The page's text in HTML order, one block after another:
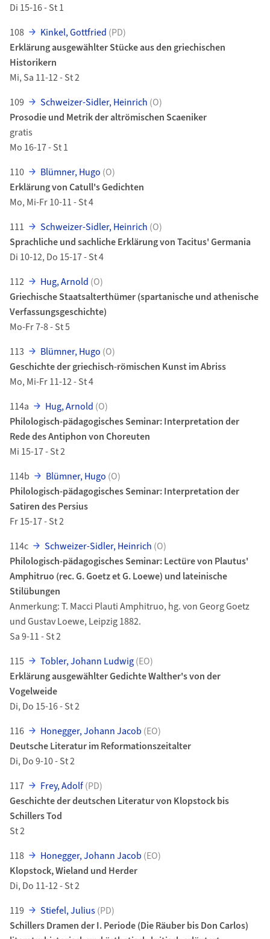
Di 15-16 - St 1
108
Kinkel, Gottfried (PD)
Erklärung ausgewählter Stücke aus den griechischen
Historikern
Mi, Sa 11-12 - St 2
109
Schweizer-Sidler, Heinrich (O)
Prosodie und Metrik der altrömischen Scaeniker
gratis
Mo 16-17 - St 1
110
Blümner, Hugo (O)
Erklärung von Catull's Gedichten
Mo, Mi-Fr 10-11 - St 4
111
Schweizer-Sidler, Heinrich (O)
Sprachliche und sachliche Erklärung von Tacitus' Germania
Di 10-12, Do 15-17 - St 4
112
Hug, Arnold (O)
Griechische Staatsalterthümer (spartanische und athenische
Verfassungsgeschichte)
Mo-Fr 7-8 - St 5
113
Blümner, Hugo (O)
Geschichte der griechisch-römischen Kunst im Abriss
Mo, Mi-Fr 11-12 - St 4
114a
Hug, Arnold (O)
Philologisch-pädagogisches Seminar: Interpretation der
Rede des Antiphon von Choreuten
Mi 15-17 - St 2
114b
Blümner, Hugo (O)
Philologisch-pädagogisches Seminar: Interpretation der
Satiren des Persius
Fr 15-17 - St 2
114c
Schweizer-Sidler, Heinrich (O)
Philologisch-pädagogisches Seminar: Lectüre von Plautus'
Amphitruo (rec. G. Goetz et G. Loewe) und lateinische
Stilübungen
Anmerkung: T. Macci Plauti Amphitruo, hg. von Georg Goetz
und Gustav Loewe, Leipzig 1882.
Sa 9-11 - St 2
115
Tobler, Johann Ludwig(EO)
Erklärung ausgewählter Gedichte Walther's von der
Vogelweide
Di, Do 15-16 - St 2
116
Honegger, Johann Jacob (EO)
Deutsche Literatur im Reformationszeitalter
Di, Do 9-10 - St 2
117
Frey, Adolf(PD)
Geschichte der deutschen Literatur von Klopstock bis
Schillers Tod
St 2
118
Honegger, Johann Jacob (EO)
Klopstock, Wieland und Herder
Di, Do 11-12 - St 2
119
Stiefel, Julius(PD)
Schillers Dramen der I. Periode (Die Räuber bis Don Carlos)